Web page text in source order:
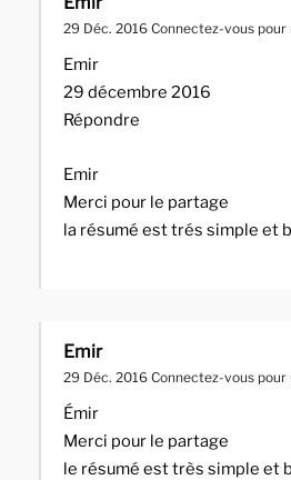
29 Déc. 2016 Connectez-vous pour
Emir
29 décembre 2016
Répondre
Emir
Merci pour le partage
la résumé est trés simple et
Emir
29 Déc. 2016 Connectez-vous pour
Émir
Merci pour le partage
le résumé est très simple et